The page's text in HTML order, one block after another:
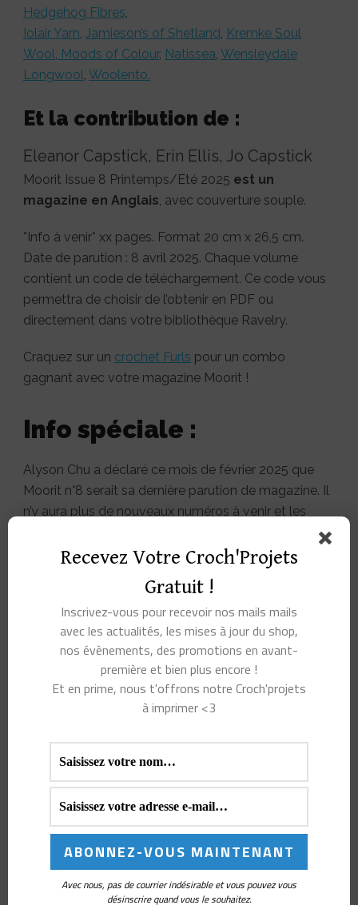
Hedgehog Fibres
Iolair Yarn Jamieson’s of Shetland Kremke Soul
Wool Moods of Colour, Natissea Wensleydale
Longwool Woolento.
Et la contribution de :
Eleanor Capstick, Erin Ellis, Jo Capstick
Moorit Issue 8 Printemps/Eté 2025 est un
magazine en Anglais , avec couverture souple.
*Info à venir* xx pages. Format 20 cm x 26,5 cm.
Date de parution : 8 avril 2025. Chaque volume
contient un code de téléchargement. Ce code vous
permettra de choisir de l’obtenir en PDF ou
directement dans votre bibliothèque Ravelry.
Craquez sur un crochet Furls pour un combo
gagnant avec votre magazine Moorit !
Info spéciale :
Alyson Chu a déclaré ce mois de février 2025 que
Moorit n°8 serait sa dernière parution de magazine. Il
n’y aura plus de nouveaux numéros à venir et les
stocks.
les exemplaires de Moorit
vous manque pour compléter votre collection avant
le 28/02/25. Cela vous assure d’avoir le ou les
exemplaire(s) que vous voulez.
Moorit Issue 6
Printemps/Été 2024
Moorit Issue 7
Automne/Hiver 2024
Recevez Votre Croch'Projets
Gratuit !
Inscrivez-vous pour recevoir nos mails mails
avec les actualités, les mises à jour du shop,
nos évènements, des promotions en avant-
première et bien plus encore !
Et en prime, nous t'offrons notre Croch'projets
à imprimer <3
Avec nous, pas de courrier indésirable et vous pouvez vous
désinscrire quand vous le souhaitez.